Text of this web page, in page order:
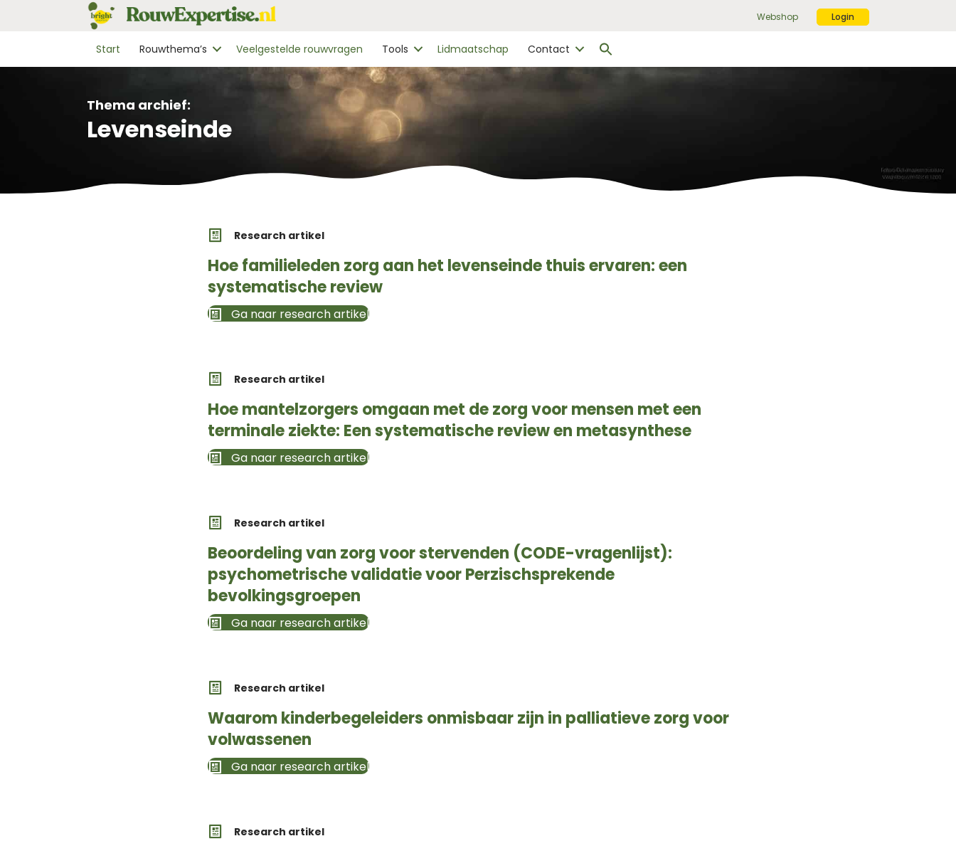
Webshop Login
Start Rouwthema’s Veelgestelde rouwvragen Tools Lidmaatschap Contact
Zoekknop
Thema archief:
Levenseinde
Research artikel
Hoe familieleden zorg aan het levenseinde thuis ervaren: een
systematische review
Ga naar research artikel
Research artikel
Hoe mantelzorgers omgaan met de zorg voor mensen met een
terminale ziekte: Een systematische review en metasynthese
Ga naar research artikel
Research artikel
Beoordeling van zorg voor stervenden (CODE-vragenlijst):
psychometrische validatie voor Perzischsprekende
bevolkingsgroepen
Ga naar research artikel
Research artikel
Waarom kinderbegeleiders onmisbaar zijn in palliatieve zorg voor
volwassenen
Ga naar research artikel
Research artikel